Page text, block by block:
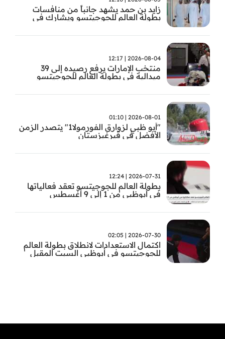
زايد بن حمد يشهد جانباً من منافسات
بطولة العالم للجوجيتسو ويشارك في
2026-08-04 | 12:17
منتخب الإمارات يرفع رصيده إلى 39
ميدالية في بطولة العالم للجوجيتسو
2026-08-01 | 01:10
"أبو ظبي لزوارق الفورمولا1" يتصدر الزمن
الأفضل في قيرغيزستان
2026-07-31 | 12:24
بطولة العالم للجوجيتسو تعقد فعالياتها
في أبوظبي من 1 إلى 9 أغسطس
2026-07-30 | 02:05
اكتمال الاستعدادات لانطلاق بطولة العالم
للجوجيتسو في أبوظبي السبت المقبل